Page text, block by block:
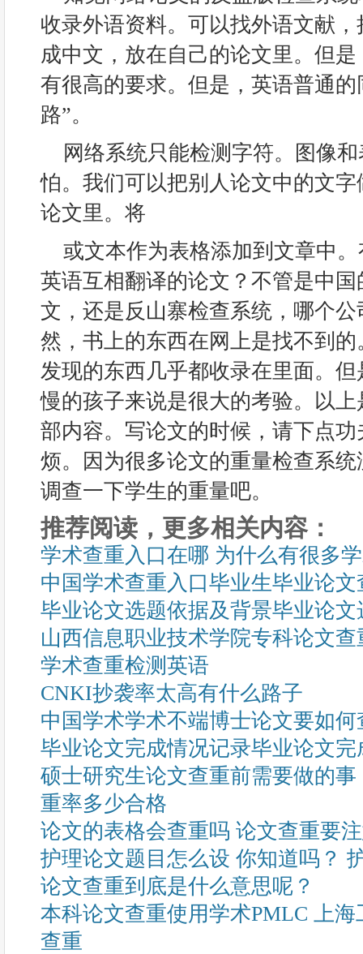
收录外语资料。可以找外语文献
成中文，放在自己的论文里。但
有很高的要求。但是，英语普通
路”。
网络系统只能检测字符。图像
怕。我们可以把别人论文中的文
论文里。将
或文本作为表格添加到文章中
英语互相翻译的论文？不管是中
文，还是反山寨检查系统，哪个
然，书上的东西在网上是找不到
发现的东西几乎都收录在里面。
慢的孩子来说是很大的考验。以
部内容。写论文的时候，请下点
烦。因为很多论文的重量检查系
调查一下学生的重量吧。
推荐阅读，更多相关内容：
学术查重入口在哪 为什么有很多
中国学术查重入口毕业生毕业论文
毕业论文选题依据及背景毕业论
山西信息职业技术学院专科论文
学术查重检测英语
CNKI抄袭率太高有什么路子
中国学术学术不端博士论文要如何
毕业论文完成情况记录毕业论文
硕士研究生论文查重前需要做的
重率多少合格
论文的表格会查重吗 论文查重要
护理论文题目怎么设 你知道吗？
论文查重到底是什么意思呢？
本科论文查重使用学术PMLC 上
查重